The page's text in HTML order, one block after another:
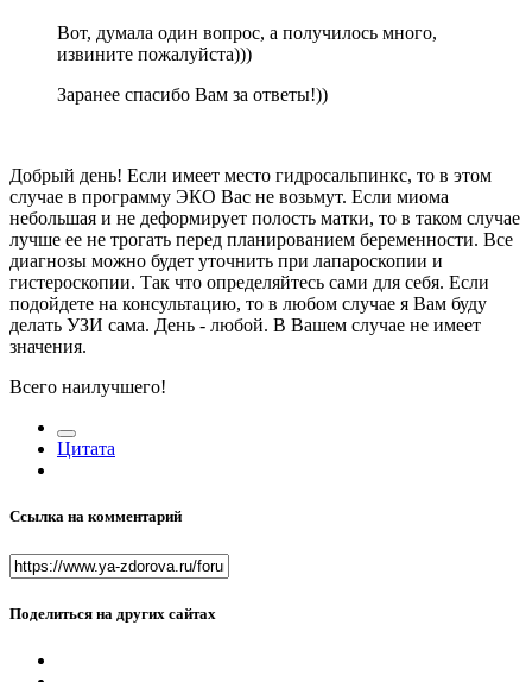
Вот, думала один вопрос, а получилось много,
извините пожалуйста)))
Заранее спасибо Вам за ответы!))
Добрый день! Если имеет место гидросальпинкс, то в этом
случае в программу ЭКО Вас не возьмут. Если миома
небольшая и не деформирует полость матки, то в таком случае
лучше ее не трогать перед планированием беременности. Все
диагнозы можно будет уточнить при лапароскопии и
гистероскопии. Так что определяйтесь сами для себя. Если
подойдете на консультацию, то в любом случае я Вам буду
делать УЗИ сама. День - любой. В Вашем случае не имеет
значения.
Всего наилучшего!
Цитата
Ссылка на комментарий
Поделиться на других сайтах